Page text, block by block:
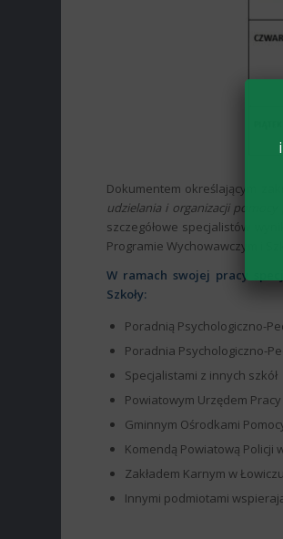
Dokumentem określającym
udzielania i organizacji
szczegółowe specjalistów
Programie Wychowawczym i
W ramach swojej pracy
Szkoły:
Poradnią Psychologiczno-
Poradnia Psychologiczno-
Specjalistami z innych szkół
Powiatowym Urzędem
Gminnym Ośrodkami
Komendą Powiatową Policji
Zakładem Karnym w Łowiczu
Innymi podmiotami